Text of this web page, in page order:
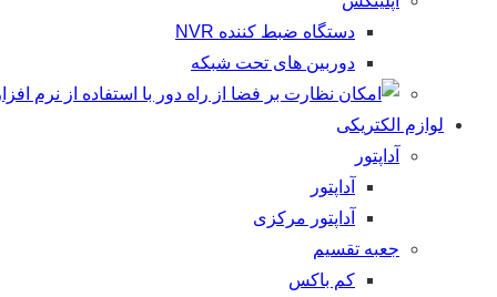
دستگاه ضبط کننده NVR
دوربین های تحت شبکه
لوازم الکتریکی
آداپتور
آداپتور
آداپتور مرکزی
جعبه تقسیم
کم باکس